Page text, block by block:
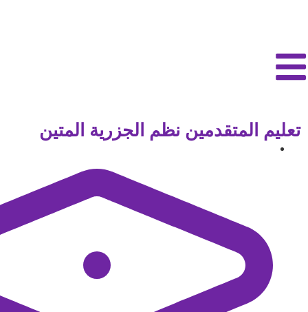
تعليم المتقدمين نظم الجزرية المتين